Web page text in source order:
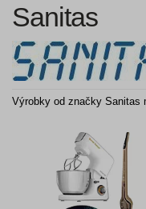
Sanitas
Výrobky od značky Sanitas